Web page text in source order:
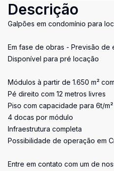
Descrição
Galpões em condomínio para
Em fase de obras - Previsão de
Disponível para pré locação
Módulos à partir de 1.650 m²
Pé direito com 12 metros livres
Piso com capacidade para 6t/m²
4 docas por módulo
Infraestrutura completa
Possibilidade de operação em
Entre em contato com um de